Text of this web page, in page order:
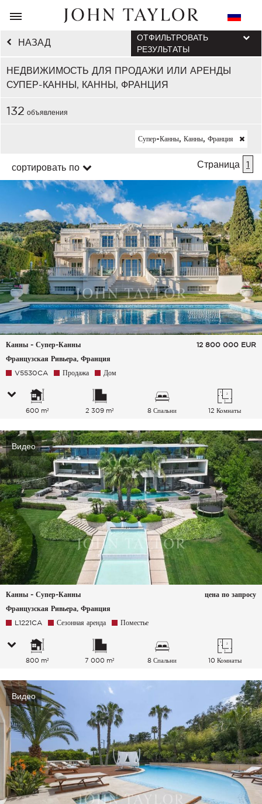
НАЗАД
НЕДВИЖИМОСТЬ ДЛЯ ПРОДАЖИ ИЛИ АРЕНДЫ
СУПЕР-КАННЫ, КАННЫ, ФРАНЦИЯ
ОТФИЛЬТРОВАТЬ
РЕЗУЛЬТАТЫ
132 объявления
Супер-Канны, Канны, Франция
сортировать по Страница 1
Канны - Супер-Канны
Французская Ривьера, Франция
12 800 000 EUR
V5530CA Продажа Дом
600 m² 2 309 m² 8 Спальни 12 Комнаты
Видео
Канны - Супер-Канны
Французская Ривьера, Франция
цена по запросу
L1221CA Сезонная аренда Поместье
800 m² 7 000 m² 8 Спальни 10 Комнаты
Видео